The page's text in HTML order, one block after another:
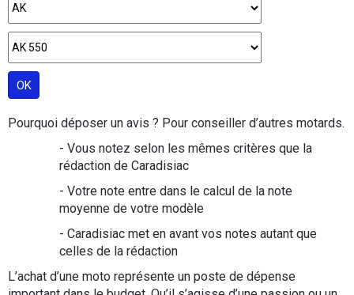
Avis
Forum
Scooters
125
Marques
OK
Pourquoi déposer un avis ? Pour conseiller d’autres motards.
- Vous notez selon les mêmes critères que la
rédaction de Caradisiac
- Votre note entre dans le calcul de la note
moyenne de votre modèle
- Caradisiac met en avant vos notes autant que
celles de la rédaction
L’achat d’une moto représente un poste de dépense